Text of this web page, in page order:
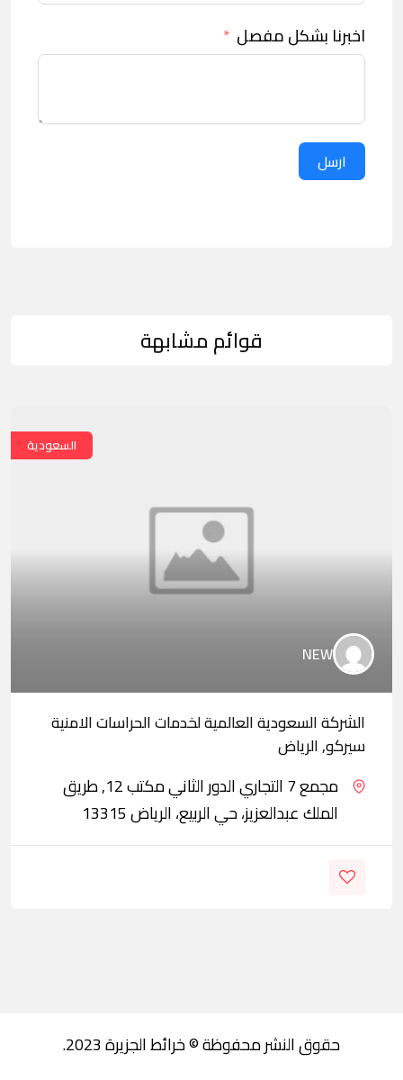
اخبرنا بشكل مفصل
ارسل
قوائم مشابهة
السعودية
NEW
الشركة السعودية العالمية لخدمات الحراسات الامنية
سيركو, الرياض
مجمع 7 التجاري الدور الثاني مكتب 12, طريق
الملك عبدالعزيز، حي الربيع، الرياض 13315
حقوق النشر محفوظة © خرائط الجزيرة 2023.